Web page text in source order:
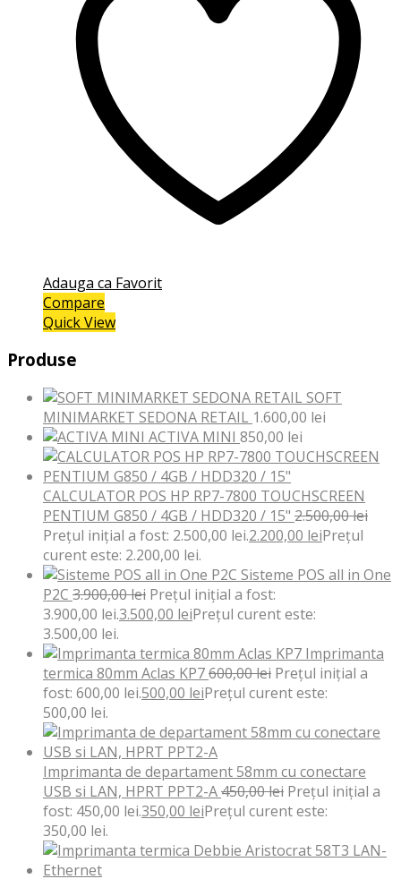
Adauga ca Favorit
Compare
Quick View
Produse
SOFT
MINIMARKET SEDONA RETAIL 1.600,00 lei
ACTIVA MINI 850,00 lei
CALCULATOR POS HP RP7-7800 TOUCHSCREEN
PENTIUM G850 / 4GB / HDD320 / 15" 2.500,00lei
Prețul inițial a fost: 2.500,00 lei.2.200,00 leiPrețul
curent este: 2.200,00 lei.
Sisteme POS all in One
P2C 3.900,00lei Prețul inițial a fost:
3.900,00 lei.3.500,00 leiPrețul curent este:
3.500,00 lei.
Imprimanta
termica 80mm Aclas KP7600,00lei Prețul inițial a
fost: 600,00 lei.500,00 leiPrețul curent este:
500,00 lei.
Imprimanta de departament 58mm cu conectare
USB si LAN, HPRT PPT2-A450,00lei Prețul inițial a
fost: 450,00 lei.350,00 leiPrețul curent este:
350,00 lei.